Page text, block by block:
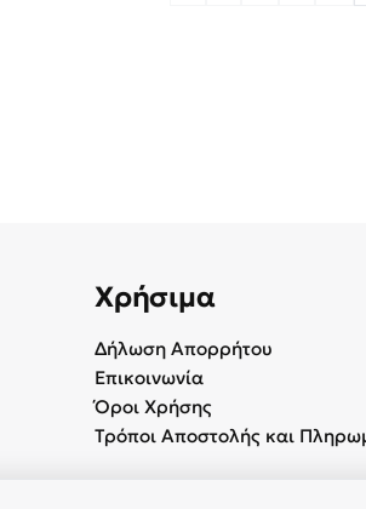
Χρήσιμα
Δήλωση Απορρήτου
Επικοινωνία
Όροι Χρήσης
Τρόποι Αποστολής και